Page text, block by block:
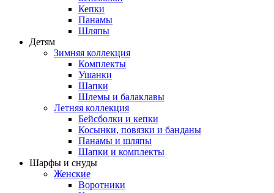
Кепки
Панамы
Шляпы
Детям
Зимняя коллекция
Комплекты
Ушанки
Шапки
Шлемы и балаклавы
Летняя коллекция
Бейсболки и кепки
Косынки, повязки и банданы
Панамы и шляпы
Шапки и комплекты
Шарфы и снуды
Женские
Воротники